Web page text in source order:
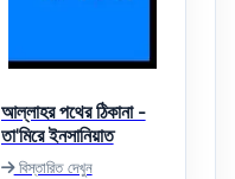
আল্লাহর পথের ঠিকানা -
তা'মিরে ইনসানিয়াত
বিস্তারিত দেখুন